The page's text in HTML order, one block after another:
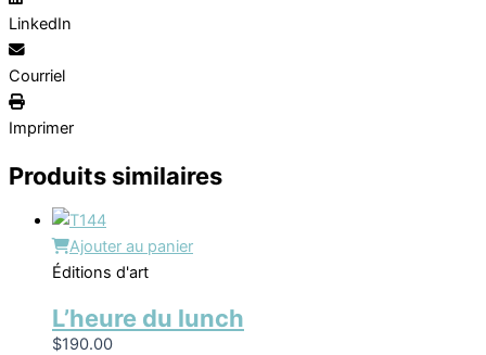
LinkedIn
Courriel
Imprimer
Produits similaires
Ajouter au panier
Éditions d'art
L’heure du lunch
$190.00